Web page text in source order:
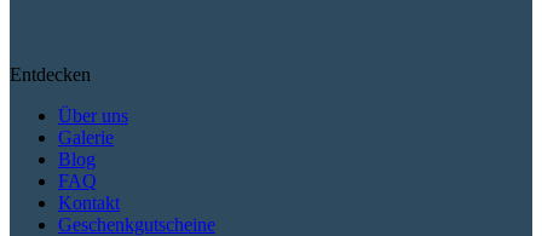
Entdecken
Über uns
Galerie
Blog
FAQ
Kontakt
Geschenkgutscheine